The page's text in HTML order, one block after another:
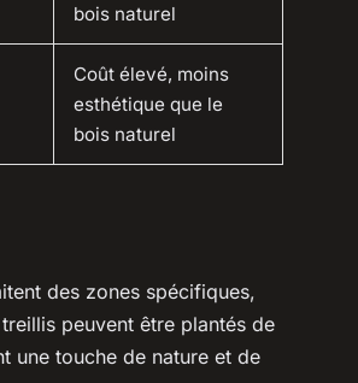
bois naturel
Coût élevé, moins
esthétique que le
bois naturel
des zones spécifiques,
peuvent être plantés de
une touche de nature et de